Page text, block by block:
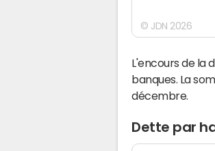
© JDN 2026
L'encours de la
banques. La
décembre.
Dette par